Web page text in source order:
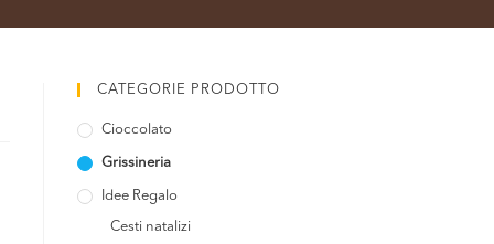
CATEGORIE PRODOTTO
Cioccolato
Grissineria
Idee Regalo
Cesti natalizi